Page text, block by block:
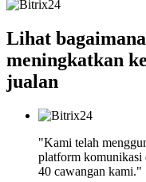
Lihat
meningkatkan
jualan
"Kami telah
platform komunikasi
40 cawangan kami."